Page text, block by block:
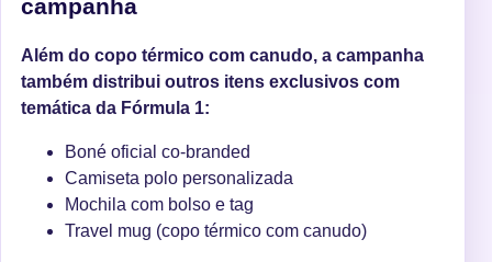
campanha
Além do copo térmico com canudo, a campanha
também distribui outros itens exclusivos com
temática da Fórmula 1:
Boné oficial co-branded
Camiseta polo personalizada
Mochila com bolso e tag
Travel mug (copo térmico com canudo)